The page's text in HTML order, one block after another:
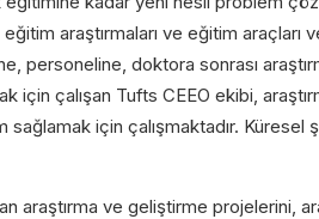
araştırmaları ve eğitim araçları
personeline, doktora sonrası
çalışan Tufts CEEO ekibi,
için çalışmaktadır. Küresel
ve geliştirme projelerini,